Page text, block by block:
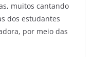
muitos cantando
dos estudantes
por meio das